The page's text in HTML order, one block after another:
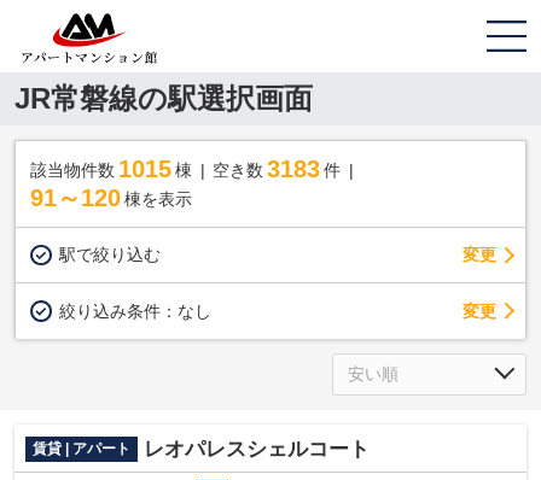
JR常磐線の駅選択画面
該当物件数 1015棟 空き数 3183 件
91～120棟を表示
駅で絞り込む 変更
絞り込み条件： なし 変更
賃貸 | アパート レオパレスシェルコート